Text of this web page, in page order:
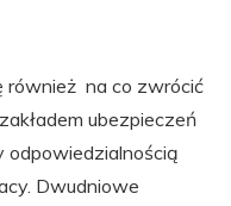
również na co zwrócić
ubezpieczeń
odpowiedzialnością
Dwudniowe